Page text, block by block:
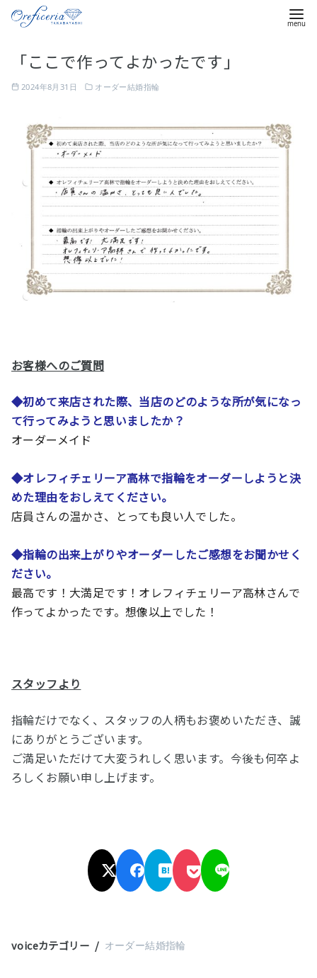
「ここで作ってよかったです」
2024年8月31日 オーダー結婚指輪
お客様へのご質問
◆初めて来店された際、当店のどのような所が気になっ
て行ってみようと思いましたか？
オーダーメイド
◆オレフィチェリーア高林で指輪をオーダーしようと決
めた理由をおしえてください。
店員さんの温かさ、とっても良い人でした。
◆指輪の出来上がりやオーダーしたご感想をお聞かせく
ださい。
最高です！大満足です！オレフィチェリーア高林さんで
作ってよかったです。想像以上でした！
スタッフより
指輪だけでなく、スタッフの人柄もお褒めいただき、誠
にありがとうございます。
ご満足いただけて大変うれしく思います。今後も何卒よ
ろしくお願い申し上げます。
voiceカテゴリー オーダー結婚指輪